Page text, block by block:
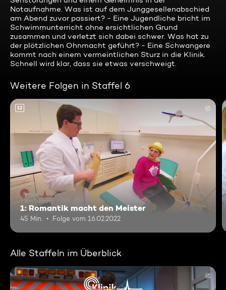
Notaufnahme. Was ist auf dem Junggesellenabschied
am Abend zuvor passiert? - Eine Jugendliche bricht im
Schwimmunterricht ohne ersichtlichen Grund
zusammen und verletzt sich dabei schwer. Was hat zu
der plötzlichen Ohnmacht geführt? - Eine Schwangere
kommt nach einem vermeintlichen Sturz in die Klinik.
Schnell wird klar, dass sie etwas verschweigt.
Weitere Folgen in Staffel 6
12
1: Romantik macht den Meister
45 Min. Folge vom 16.02.2022
Alle Staffeln im Überblick